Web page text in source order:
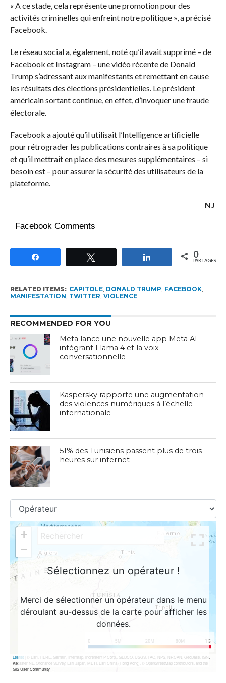
« A ce stade, cela représente une promotion pour des
activités criminelles qui enfreint notre politique », a précisé
Facebook.
Le réseau social a, également, noté qu’il avait supprimé – de
Facebook et Instagram – une vidéo récente de Donald
Trump s’adressant aux manifestants et remettant en cause
les résultats des élections présidentielles. Le président
américain sortant continue, en effet, d’invoquer une fraude
électorale.
Facebook a ajouté qu’il utilisait l’Intelligence artificielle
pour rétrograder les publications contraires à sa politique
et qu’il mettrait en place des mesures supplémentaires – si
besoin est – pour assurer la sécurité des utilisateurs de la
plateforme.
NJ
Facebook Comments
Partagez 0
PARTAGES
RELATED ITEMS: CAPITOLE, DONALD TRUMP, FACEBOOK,
MANIFESTATION, TWITTER, VIOLENCE
RECOMMENDED FOR YOU
Meta lance une nouvelle app Meta AI
intégrant Llama 4 et la voix
conversationnelle
Kaspersky rapporte une augmentation
des violences numériques à l’échelle
internationale
51% des Tunisiens passent plus de trois
heures sur internet